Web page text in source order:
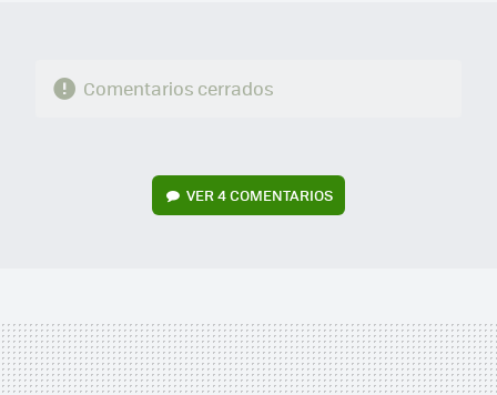
Comentarios cerrados
VER 4 COMENTARIOS